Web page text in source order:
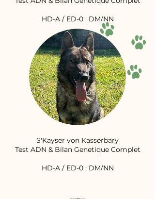
HD-A / ED-0 ; DM/NN
S'Kayser von Kasserbary
Test ADN & Bilan Genetique Complet
HD-A / ED-0 ; DM/NN